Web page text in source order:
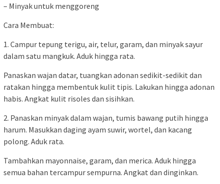
– Minyak untuk menggoreng
Cara Membuat:
1. Campur tepung terigu, air, telur, garam, dan minyak sayur
dalam satu mangkuk. Aduk hingga rata.
Panaskan wajan datar, tuangkan adonan sedikit-sedikit dan
ratakan hingga membentuk kulit tipis. Lakukan hingga adonan
habis. Angkat kulit risoles dan sisihkan.
2. Panaskan minyak dalam wajan, tumis bawang putih hingga
harum. Masukkan daging ayam suwir, wortel, dan kacang
polong. Aduk rata.
Tambahkan mayonnaise, garam, dan merica. Aduk hingga
semua bahan tercampur sempurna. Angkat dan dinginkan.